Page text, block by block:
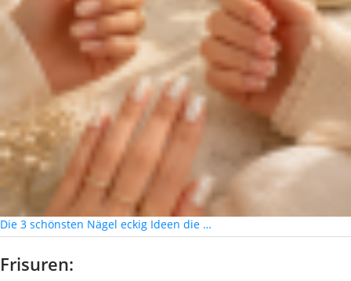
Die 3 schönsten Nägel eckig Ideen die …
Frisuren: